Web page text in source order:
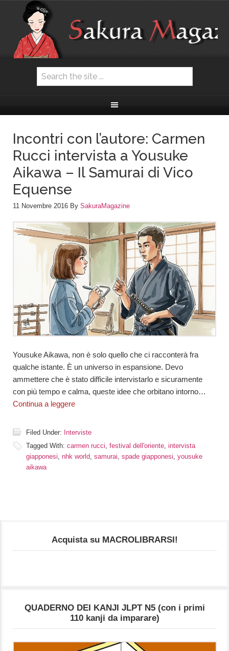
Incontri con l’autore: Carmen
Rucci intervista a Yousuke
Aikawa – Il Samurai di Vico
Equense
11 Novembre 2016 By SakuraMagazine
Yousuke Aikawa, non è solo quello che ci racconterà fra
qualche istante. È un universo in espansione. Devo
ammettere che è stato difficile intervistarlo e sicuramente
con più tempo e calma, queste idee che orbitano intorno…
Continua a leggere
Filed Under: Interviste
Tagged With: carmen rucci festival dell'oriente intervista
giapponesi nhk world samurai spade giapponesi yousuke
aikawa
Acquista su MACROLIBRARSI!
QUADERNO DEI KANJI JLPT N5 (con i primi
110 kanji da imparare)